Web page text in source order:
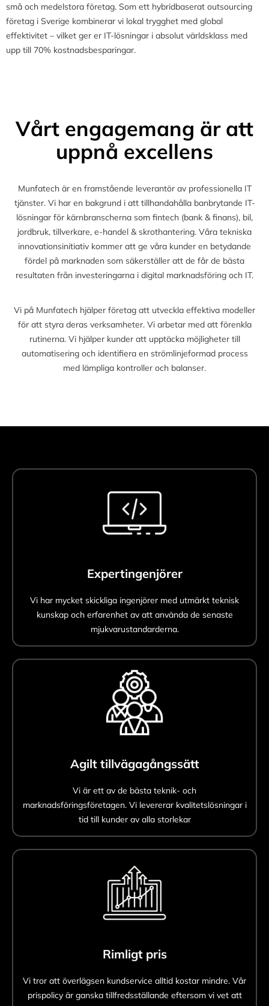
små och medelstora företag. Som ett hybridbaserat outsourcing
företag i Sverige kombinerar vi lokal trygghet med global
effektivitet – vilket ger er IT-lösningar i absolut världsklass med
upp till 70% kostnadsbesparingar.
Vårt engagemang är att
uppnå excellens
Munfatech är en framstående leverantör av professionella IT
tjänster. Vi har en bakgrund i att tillhandahålla banbrytande IT-
lösningar för kärnbranscherna som fintech (bank & finans), bil,
jordbruk, tillverkare, e-handel & skrothantering. Våra tekniska
innovationsinitiativ kommer att ge våra kunder en betydande
fördel på marknaden som säkerställer att de får de bästa
resultaten från investeringarna i digital marknadsföring och IT.
Vi på Munfatech hjälper företag att utveckla effektiva modeller
för att styra deras verksamheter. Vi arbetar med att förenkla
rutinerna. Vi hjälper kunder att upptäcka möjligheter till
automatisering och identifiera en strömlinjeformad process
med lämpliga kontroller och balanser.
Expertingenjörer
Vi har mycket skickliga ingenjörer med utmärkt teknisk
kunskap och erfarenhet av att använda de senaste
mjukvarustandarderna.
Agilt tillvägagångssätt
Vi är ett av de bästa teknik- och
marknadsföringsföretagen. Vi levererar kvalitetslösningar i
tid till kunder av alla storlekar
Rimligt pris
Vi tror att överlägsen kundservice alltid kostar mindre. Vår
prispolicy är ganska tillfredsställande eftersom vi vet att